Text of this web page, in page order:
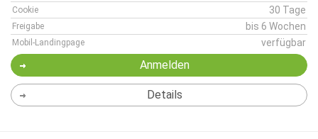
Cookie 30 Tage
Freigabe bis 6 Wochen
Mobil-Landingpage verfügbar
Anmelden
Details